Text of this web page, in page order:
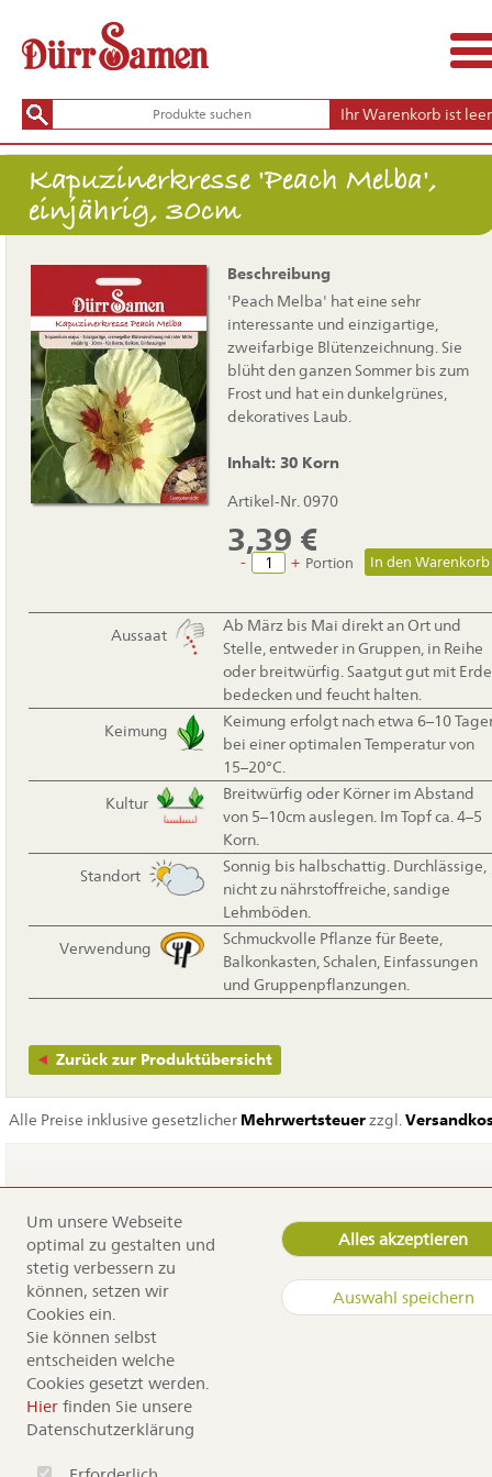
Ihr Warenkorb ist
Kapuzinerkresse 'Peach Melba',
einjährig, 30cm
Beschreibung
'Peach Melba' hat eine sehr
interessante und einzigartige,
zweifarbige Blütenzeichnung. Sie
blüht den ganzen Sommer bis zum
Frost und hat ein dunkelgrünes,
dekoratives Laub.
Inhalt: 30 Korn
Artikel-Nr. 0970
3,39 €
- + Portion
Aussaat
Ab März bis Mai direkt an Ort und
Stelle, entweder in Gruppen, in Reihe
oder breitwürfig. Saatgut gut mit Erde
bedecken und feucht halten.
Keimung
Keimung erfolgt nach etwa 6–10
bei einer optimalen Temperatur von
15–20°C.
Kultur
Breitwürfig oder Körner im Abstand
von 5–10cm auslegen. Im Topf ca. 4–5
Korn.
Standort
Sonnig bis halbschattig. Durchlässige,
nicht zu nährstoffreiche, sandige
Lehmböden.
Verwendung
Schmuckvolle Pflanze für Beete,
Balkonkasten, Schalen, Einfassungen
und Gruppenpflanzungen.
Zurück zur Produktübersicht
Alle Preise inklusive gesetzlicher Mehrwertsteuerzzgl.
Navigation
überspringen
Home
Service
Dürr Samen
Kontakt
Um unsere Webseite
optimal zu gestalten und
stetig verbessern zu
können, setzen wir
Cookies ein.
Sie können selbst
entscheiden welche
Cookies gesetzt werden.
Hier finden Sie unsere
Datenschutzerklärung
Alles akzeptieren
Auswahl speichern